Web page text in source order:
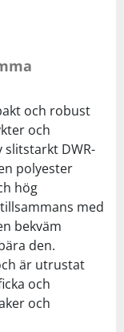
och robust
och
slitstarkt DWR-
polyester
hög
med
bekväm
den.
är utrustat
och
och